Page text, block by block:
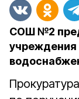
СОШ №2